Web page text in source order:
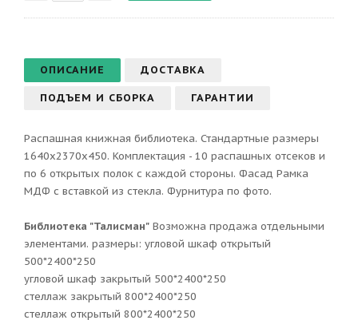
ОПИСАНИЕ ДОСТАВКА
ПОДЪЕМ И СБОРКА ГАРАНТИИ
Распашная книжная библиотека. Стандартные размеры
1640х2370х450. Комплектация - 10 распашных отсеков и
по 6 открытых полок с каждой стороны. Фасад Рамка
МДФ с вставкой из стекла. Фурнитура по фото.
Библиотека "Талисман" Возможна продажа отдельными
элементами. размеры: угловой шкаф открытый
500*2400*250
угловой шкаф закрытый 500*2400*250
стеллаж закрытый 800*2400*250
стеллаж открытый 800*2400*250